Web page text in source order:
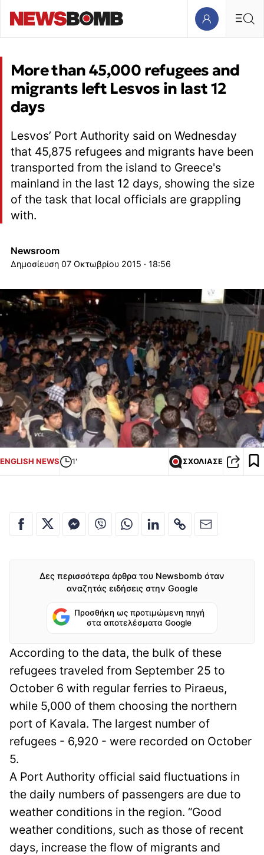
More than 45,000 refugees and
migrants left Lesvos in last 12
days
Lesvos’ Port Authority said on Wednesday
that 45,875 refugees and migrants have been
transported from the island to Greece's
mainland in the last 12 days, showing the size
of the task that local officials are grappling
with.
Newsroom
07 Οκτωβρίου 2015 · 18:56
ENGLISH NEWS 1' ΣΧΟΛΙΑΣΕ
Δες περισσότερα άρθρα του Newsbomb όταν
αναζητάς ειδήσεις στην Google
Προσθήκη ως προτιμώμενη πηγή
στα αποτελέσματα Google
According to the data, the bulk of these
refugees traveled from September 25 to
October 6 with regular ferries to Piraeus,
while 5,000 of them choosing the northern
port of Kavala. The largest number of
refugees - 6,920 - were recorded on October
5.
A Port Authority official said fluctuations in
the daily numbers of passengers are due to
weather conditions in the region. “Good
weather conditions, such as those of recent
days, increase the flow of migrants and